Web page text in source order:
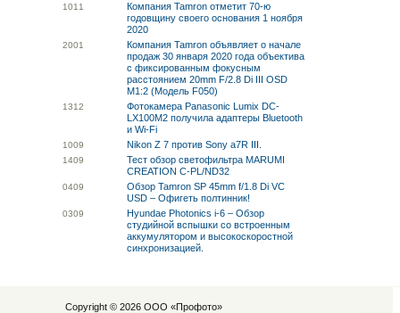
1011
Компания Tamron отметит 70-ю
годовщину своего основания 1 ноября
2020
2001
Компания Tamron объявляет о начале
продаж 30 января 2020 года объектива
с фиксированным фокусным
расстоянием 20mm F/2.8 Di III OSD
M1:2 (Модель F050)
1312
Фотокамера Panasonic Lumix DC-
LX100M2 получила адаптеры Bluetooth
и Wi-Fi
1009 Nikon Z 7 против Sony a7R III.
1409
Тест обзор светофильтра MARUMI
CREATION C-PL/ND32
0409
Обзор Tamron SP 45mm f/1.8 Di VC
USD – Офигеть полтинник!
0309
Hyundae Photonics i-6 – Обзор
студийной вспышки со встроенным
аккумулятором и высокоскоростной
синхронизацией.
Copyright © 2026 ООО «Профото»